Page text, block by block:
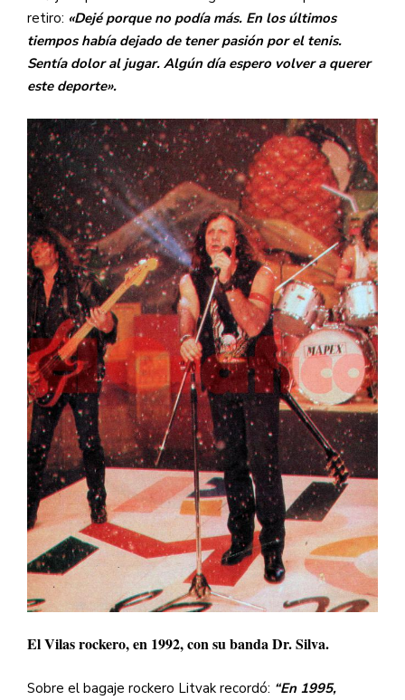
retiro: «Dejé porque no podía más. En los últimos
tiempos había dejado de tener pasión por el tenis.
Sentía dolor al jugar. Algún día espero volver a querer
este deporte».
El Vilas rockero, en 1992, con su banda Dr. Silva.
Sobre el bagaje rockero Litvak recordó: “En 1995,